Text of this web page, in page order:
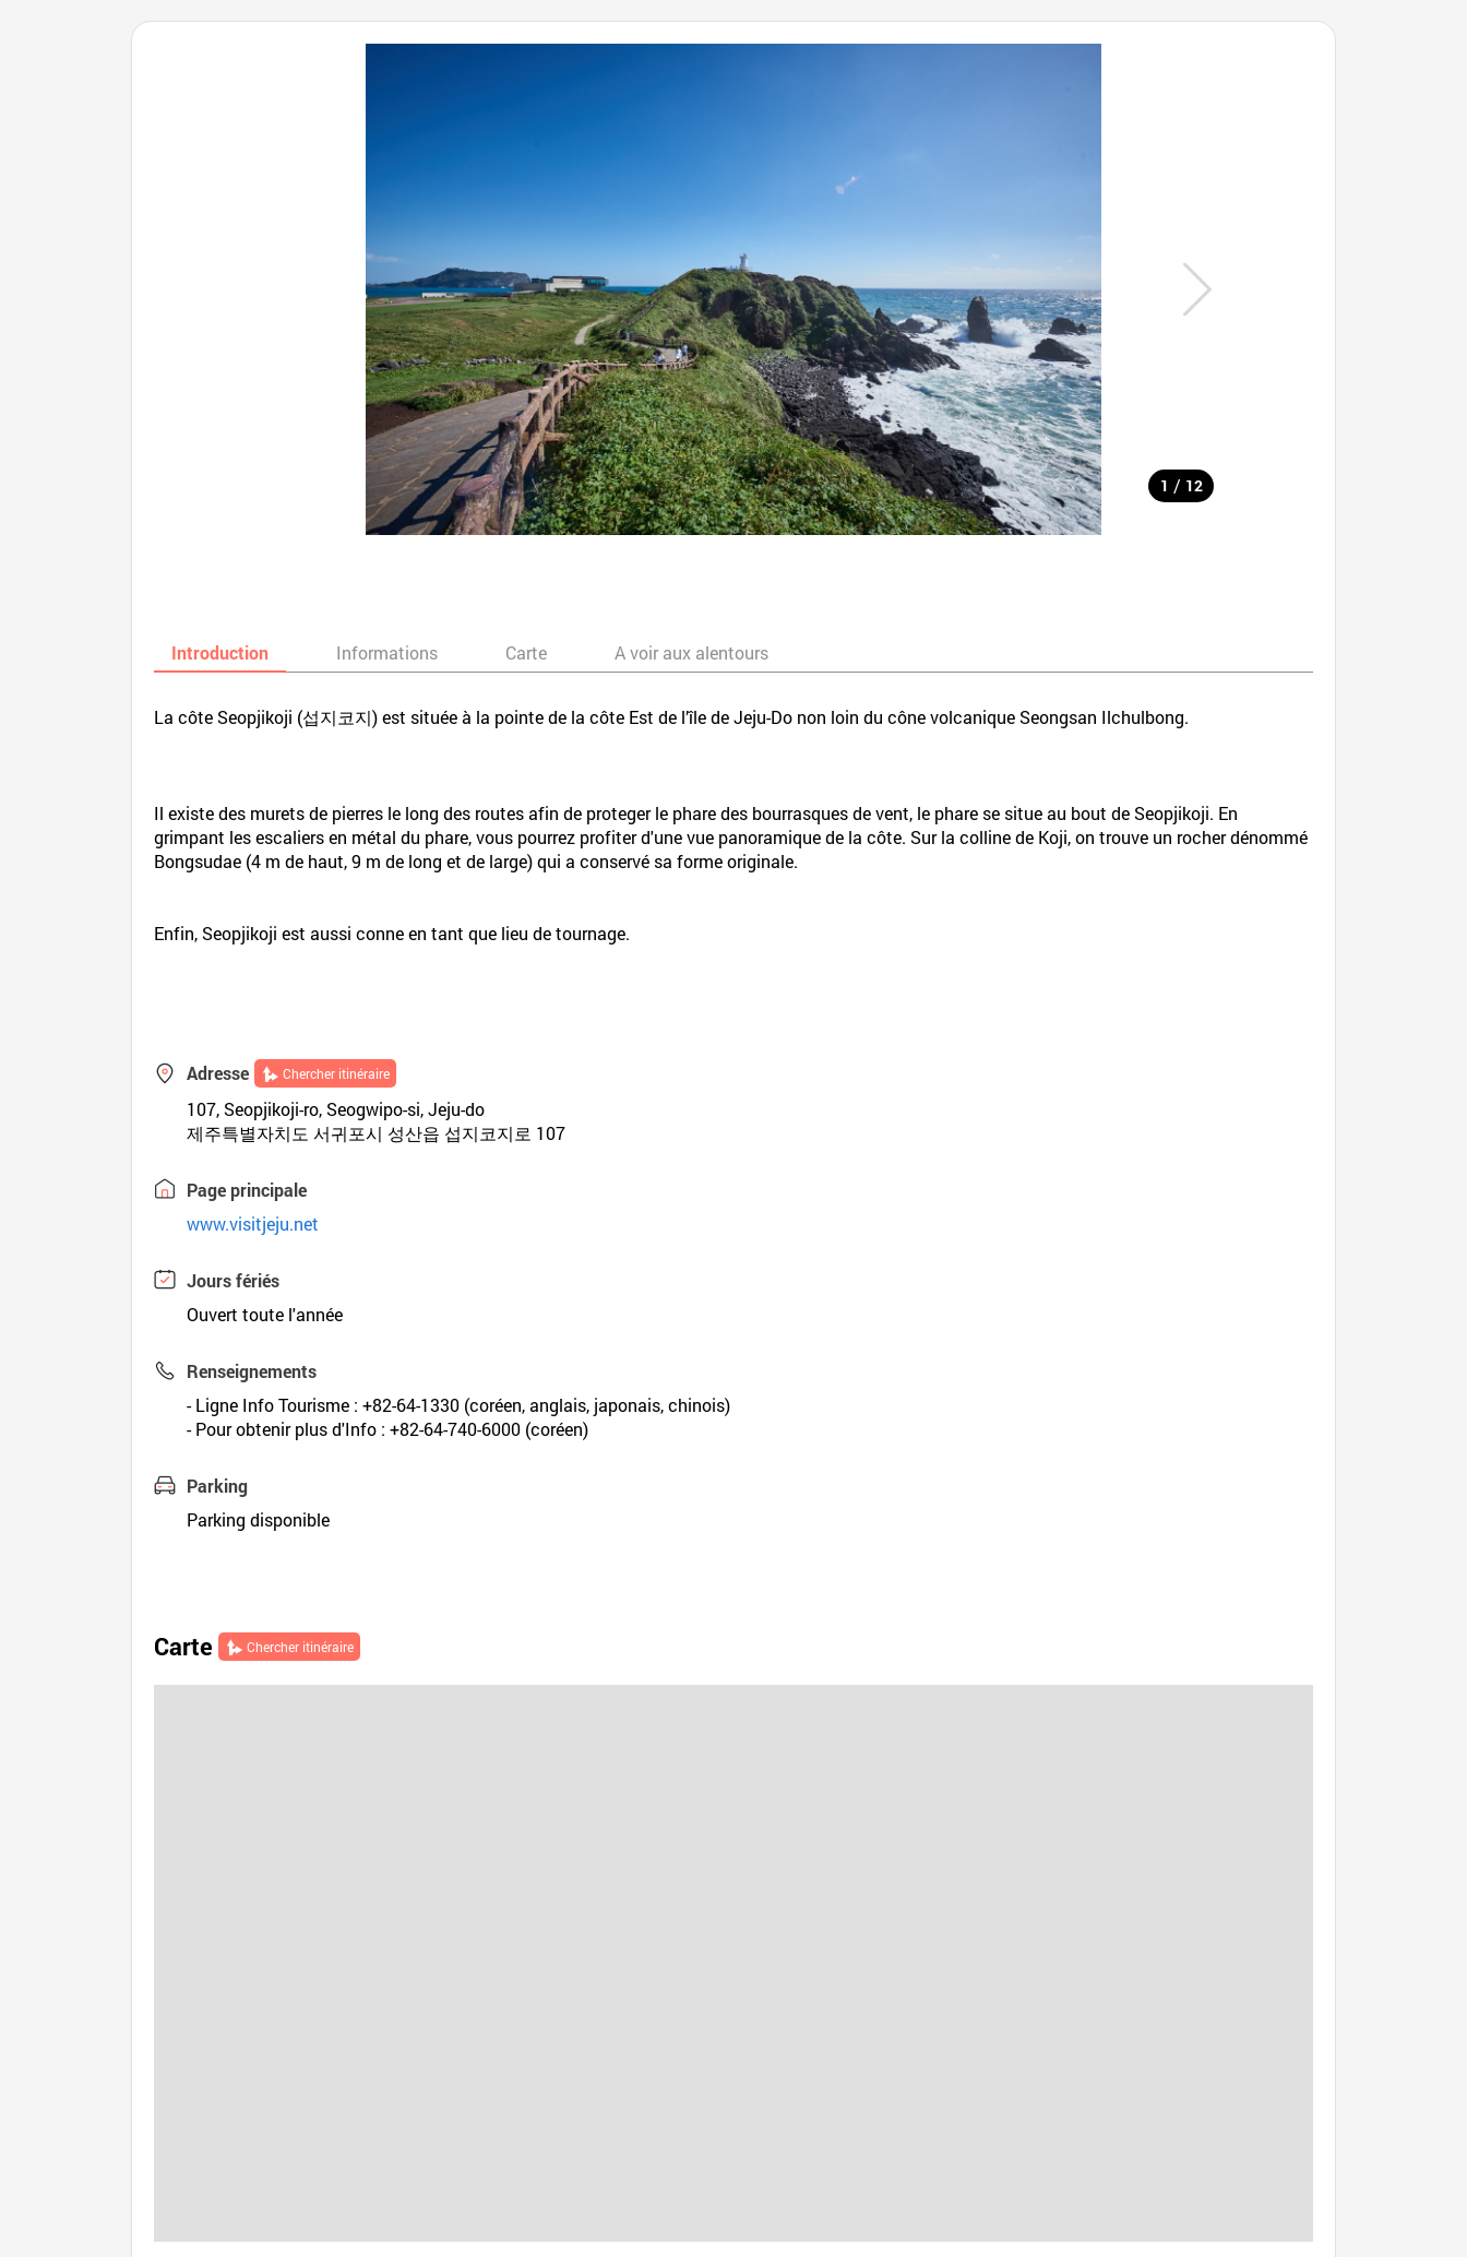
1 / 12
Introduction Informations Carte A voir aux alentours
La côte Seopjikoji (섭지코지) est située à la pointe de la côte Est de l’île de Jeju-Do non loin du cône volcanique Seongsan Ilchulbong.
Il existe des murets de pierres le long des routes afin de proteger le phare des bourrasques de vent, le phare se situe au bout de Seopjikoji. En
grimpant les escaliers en métal du phare, vous pourrez profiter d'une vue panoramique de la côte. Sur la colline de Koji, on trouve un rocher dénommé
Bongsudae (4 m de haut, 9 m de long et de large) qui a conservé sa forme originale.
Enfin, Seopjikoji est aussi conne en tant que lieu de tournage.
Adresse Chercher itinéraire
107, Seopjikoji-ro, Seogwipo-si, Jeju-do
제주특별자치도 서귀포시 성산읍 섭지코지로 107
Page principale
www.visitjeju.net
Jours fériés
Ouvert toute l'année
Renseignements
- Ligne Info Tourisme : +82-64-1330 (coréen, anglais, japonais, chinois)
- Pour obtenir plus d'Info : +82-64-740-6000 (coréen)
Parking
Parking disponible
Carte Chercher itinéraire